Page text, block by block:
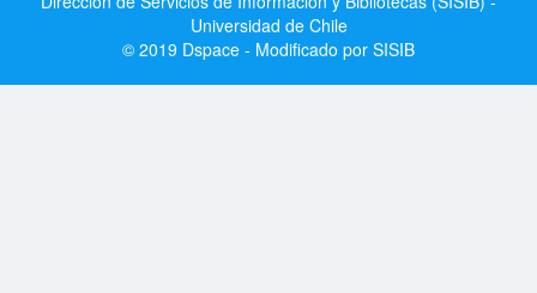
Universidad de Chile
© 2019 Dspace - Modificado por SISIB